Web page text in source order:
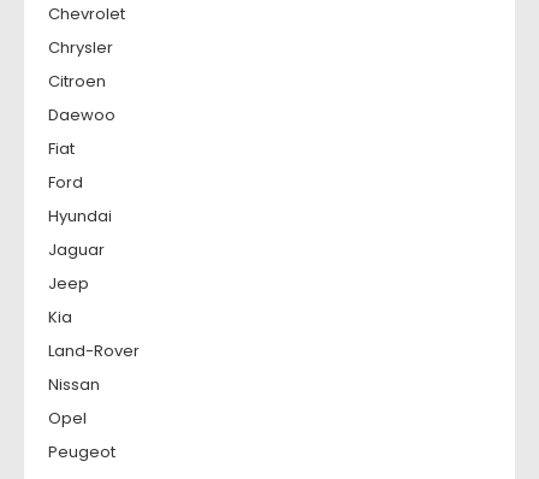
Chevrolet
Chrysler
Citroen
Daewoo
Fiat
Ford
Hyundai
Jaguar
Jeep
Kia
Land-Rover
Nissan
Opel
Peugeot